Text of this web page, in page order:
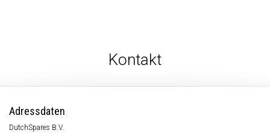
Kontakt
Adressdaten
DutchSpares B.V.